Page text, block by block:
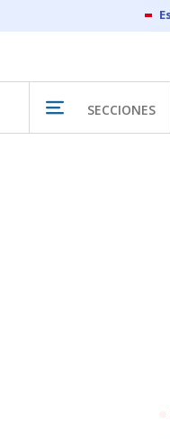
SECCIONES